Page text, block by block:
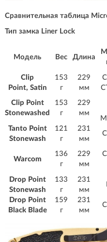
Сравнительная таблица
Тип замка Liner Lock
Модель Вес Длина
Clip
Point, Satin
153
г
229
мм
Clip Point
Stonewashed
153
г
229
мм
Tanto Point
Stonewash
121
г
231
мм
Warcom
136
г
229
мм
Drop Point
Stonewash
133
г
231
мм
Drop Point
Black Blade
159
г
231
мм